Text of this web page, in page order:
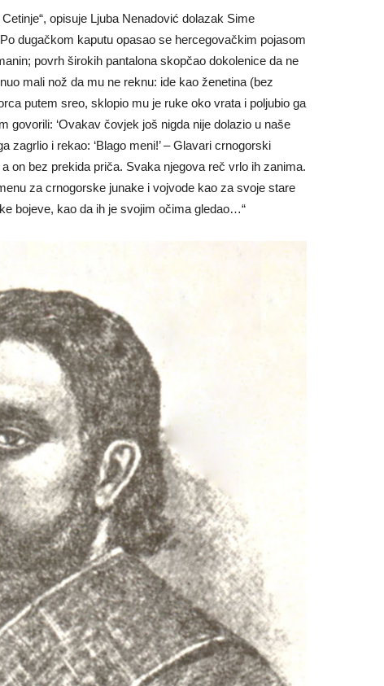
opisuje Ljuba Nenadović dolazak Sime
dugačkom kaputu opasao se hercegovačkim pojasom
povrh širokih pantalona skopčao dokolenice da ne
mali nož da mu ne reknu: ide kao ženetina (bez
putem sreo, sklopio mu je ruke oko vrata i poljubio ga
govorili: ‘Ovakav čovjek još nigda nije dolazio u naše
zagrlio i rekao: ‘Blago meni!’ – Glavari crnogorski
on bez prekida priča. Svaka njegova reč vrlo ih zanima.
za crnogorske junake i vojvode kao za svoje stare
bojeve, kao da ih je svojim očima gledao…“